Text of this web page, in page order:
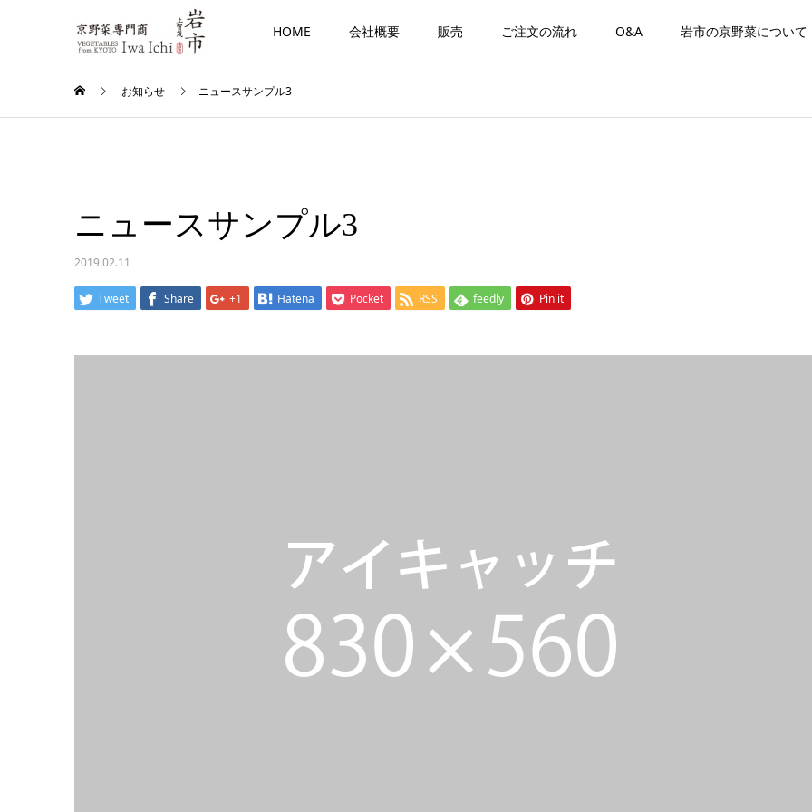
HOME 会社概要 販売 ご注文の流れ O&A 岩市の京野菜について
お知らせ ニュースサンプル3
ニュースサンプル3
2019.02.11
Tweet Share +1 Hatena Pocket RSS feedly Pin it